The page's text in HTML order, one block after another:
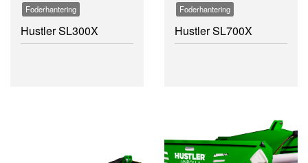
Foderhantering
Hustler SL300X
Foderhantering
Hustler SL700X